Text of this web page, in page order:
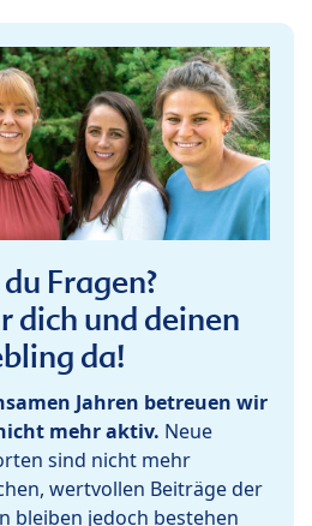
Fragen?
dich und deinen
da!
Jahren betreuen wir
mehr aktiv. Neue
sind nicht mehr
wertvollen Beiträge der
bleiben jedoch bestehen